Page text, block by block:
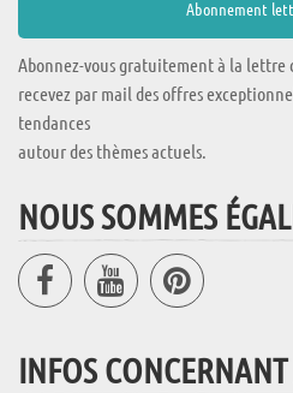
Abonnez-vous gratuitement à la lettre
recevez par mail des offres
tendances
autour des thèmes actuels.
NOUS SOMMES
INFOS